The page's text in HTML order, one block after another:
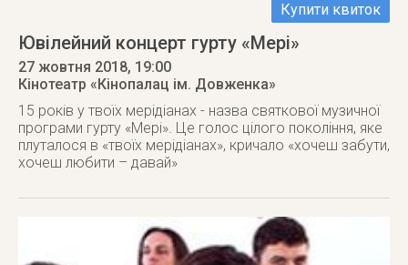
Купити квиток
Ювілейний концерт гурту «Мері»
27 жовтня 2018, 19:00
Кінотеатр «Кінопалац ім. Довженка»
15 років у твоїх мерідіанах - назва святкової музичної
програми гурту «Мері». Це голос цілого покоління, яке
плуталося в «твоїх мерідіанах», кричало «хочеш забути,
хочеш любити – давай»